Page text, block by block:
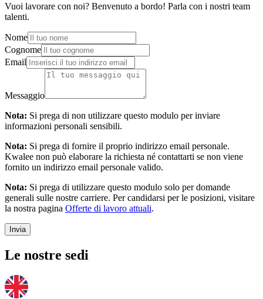
Vuoi lavorare con noi? Benvenuto a bordo! Parla con i nostri team
talenti.
Nome
Cognome
Email
Messaggio
Nota: Si prega di non utilizzare questo modulo per inviare
informazioni personali sensibili.
Nota: Si prega di fornire il proprio indirizzo email personale.
Kwalee non può elaborare la richiesta né contattarti se non viene
fornito un indirizzo email personale valido.
Nota: Si prega di utilizzare questo modulo solo per domande
generali sulle nostre carriere. Per candidarsi per le posizioni, visitare
la nostra pagina Offerte di lavoro attuali.
Invia
Le nostre sedi